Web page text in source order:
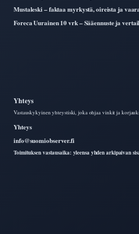
Mustaleski – faktaa myrkystä, oireista ja
Foreca Uurainen 10 vrk – Sääennuste ja
Yhteys
Vastauskykyinen yhteystiski, joka ohjaa vinkit ja
Yhteys
info@suomiobserver.fi
Toimituksen vastausaika: yleensa yhden arkipaivan